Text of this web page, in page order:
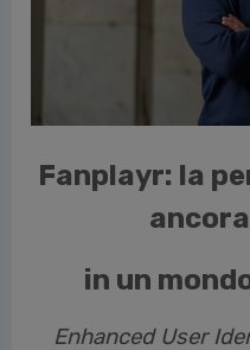
Fanplayr: la
in un
Enhanced User